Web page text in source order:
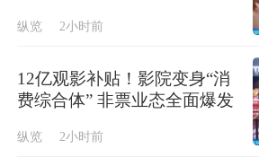
纵览 2小时前
12亿观影补贴！影院变身“消
费综合体” 非票业态全面爆发
纵览 2小时前